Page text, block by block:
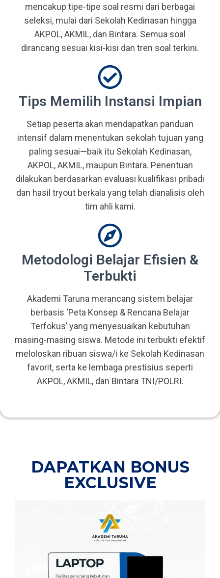
mencakup tipe-tipe soal resmi dari berbagai
seleksi, mulai dari Sekolah Kedinasan hingga
AKPOL, AKMIL, dan Bintara. Semua soal
dirancang sesuai kisi-kisi dan tren soal terkini.
Tips Memilih Instansi Impian
Setiap peserta akan mendapatkan panduan
intensif dalam menentukan sekolah tujuan yang
paling sesuai—baik itu Sekolah Kedinasan,
AKPOL, AKMIL, maupun Bintara. Penentuan
dilakukan berdasarkan evaluasi kualifikasi pribadi
dan hasil tryout berkala yang telah dianalisis oleh
tim ahli kami.
Metodologi Belajar Efisien &
Terbukti
Akademi Taruna merancang sistem belajar
berbasis ‘Peta Konsep & Rencana Belajar
Terfokus’ yang menyesuaikan kebutuhan
masing-masing siswa. Metode ini terbukti efektif
meloloskan ribuan siswa/i ke Sekolah Kedinasan
favorit, serta ke lembaga prestisius seperti
AKPOL, AKMIL, dan Bintara TNI/POLRI.
DAPATKAN BONUS
EXCLUSIVE